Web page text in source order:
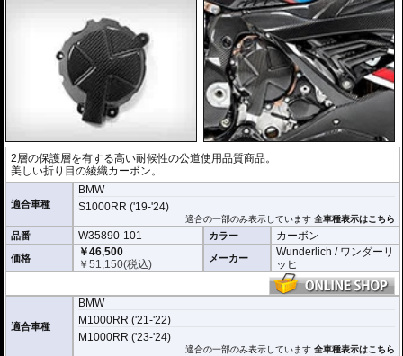
2層の保護層を有する高い耐候性の公道使用品質商品。
美しい折り目の綾織カーボン。
適合車種
BMW
S1000RR ('19-'24)
適合の一部のみ表示しています全車種表示はこちら
品番 W35890-101 カラー カーボン
価格
￥46,500
￥51,150(税込) メーカー
Wunderlich / ワンダーリ
ッヒ
適合車種
BMW
M1000RR ('21-'22)
M1000RR ('23-'24)
適合の一部のみ表示しています全車種表示はこちら